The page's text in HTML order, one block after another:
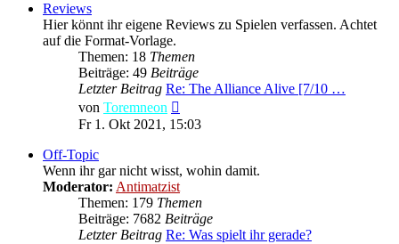
Reviews
Hier könnt ihr eigene Reviews zu Spielen verfassen. Achtet
auf die Format-Vorlage.
Themen: 18 Themen
Beiträge: 49 Beiträge
Letzter Beitrag Re: The Alliance Alive [7/10 …
von Toremneon
Beitrag
Fr 1. Okt 2021, 15:03
Off-Topic
Wenn ihr gar nicht wisst, wohin damit.
Moderator: Antimatzist
Themen: 179 Themen
Beiträge: 7682 Beiträge
Letzter Beitrag Re: Was spielt ihr gerade?